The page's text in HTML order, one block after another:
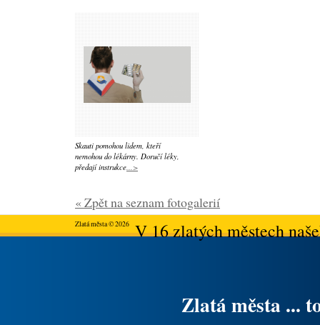
Skauti pomohou lidem, kteří
nemohou do lékárny. Doručí léky,
předají instrukce...>
« Zpět na seznam fotogalerií
Zlatá města © 2026V 16 zlatých městech
Zlatá města ...